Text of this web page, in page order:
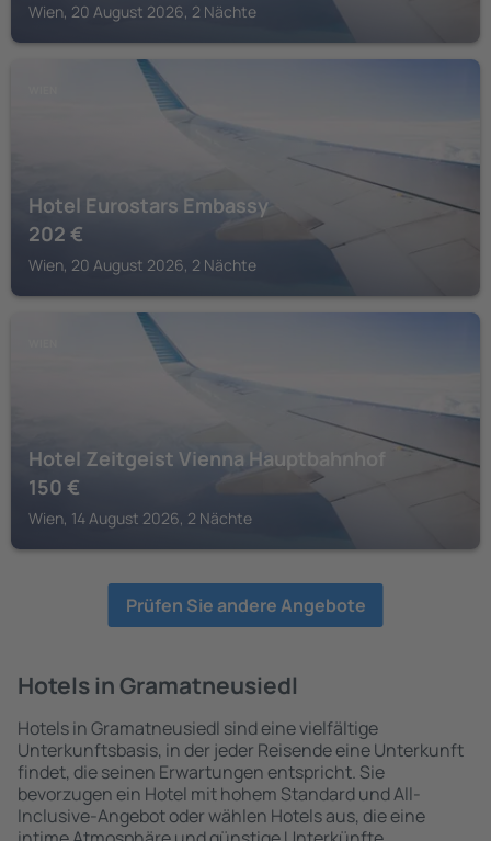
Wien, 20 August 2026, 2 Nächte
Hotel Eurostars Embassy
202 €
Wien, 20 August 2026, 2 Nächte
Hotel Zeitgeist Vienna Hauptbahnhof
150 €
Wien, 14 August 2026, 2 Nächte
Prüfen Sie andere Angebote
Hotels in Gramatneusiedl
Hotels in Gramatneusiedl sind eine vielfältige
Unterkunftsbasis, in der jeder Reisende eine Unterkunft
findet, die seinen Erwartungen entspricht. Sie
bevorzugen ein Hotel mit hohem Standard und All-
Inclusive-Angebot oder wählen Hotels aus, die eine